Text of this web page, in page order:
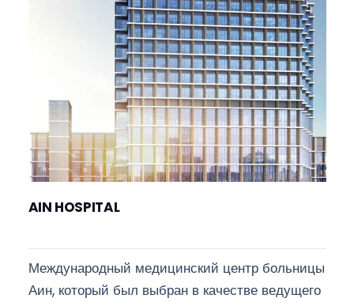
AIN HOSPITAL
Международный медицинский центр больницы
Аин, который был выбран в качестве ведущего